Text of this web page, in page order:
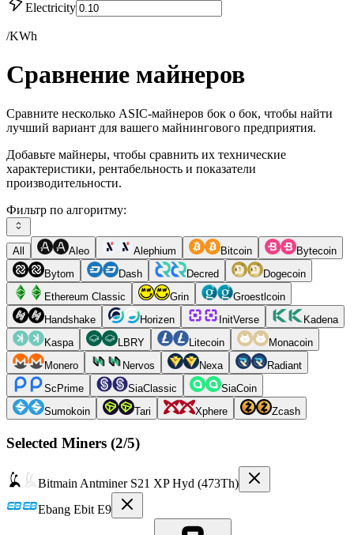
Electricity
/KWh
Сравнение майнеров
Сравните несколько ASIC-майнеров бок о бок, чтобы найти
лучший вариант для вашего майнингового предприятия.
Добавьте майнеры, чтобы сравнить их технические
характеристики, рентабельность и показатели
производительности.
Фильтр по алгоритму:
All Aleo Alephium Bitcoin
Bytecoin
Bytom
Dash Decred
Dogecoin
Ethereum Classic
Grin
Groestlcoin
Handshake
Horizen InitVerse
Kadena
Kaspa
LBRY Litecoin
Monacoin
Monero
Nervos Nexa
Radiant
ScPrime
SiaClassic
SiaCoin
Sumokoin
Tari Xphere Zcash
Selected Miners (2/5)
Bitmain Antminer S21 XP Hyd (473Th)
Ebang Ebit E9